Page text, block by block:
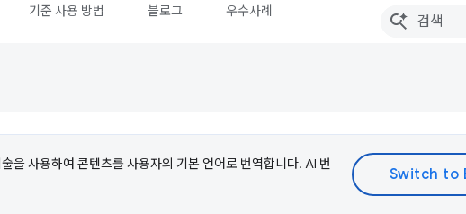
기준 사용 방법 블로그 우수사례
을 사용하여 콘텐츠를 사용자의 기본 언어로 번역합니다. AI 번